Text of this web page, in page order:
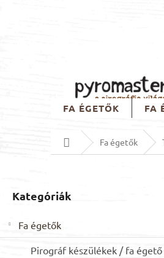
FA ÉGETŐK
FA
KezdőlapFa égetők
ó
átugrása
Kategóriák
Fa égetők
Pirográf készülékek / fa égető